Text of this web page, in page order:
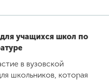
учащихся школ по
в вузовской
школьников, которая